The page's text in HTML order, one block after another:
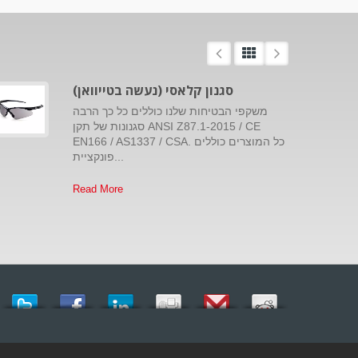
סגנון קלאסי (נעשה בטייוואן)
משקפי הבטיחות שלנו כוללים כל כך הרבה
סגנונות של תקן ANSI Z87.1-2015 / CE
EN166 / AS1337 / CSA. כל המוצרים כוללים
פונקציית...
Read More